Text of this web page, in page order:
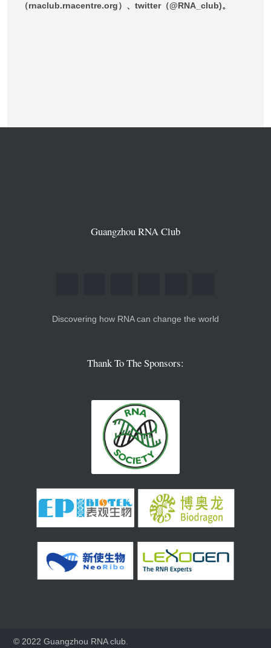
（rnaclub.rnacentre.org）、twitter（@RNA_club)。
Guangzhou RNA Club
Discovering how RNA can change the world
Thank To The Sponsors:
© 2022 Guangzhou RNA club.